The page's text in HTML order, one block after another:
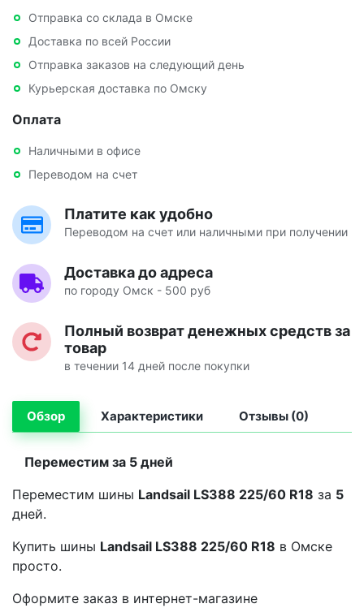
Отправка со склада в Омске
Доставка по всей России
Отправка заказов на следующий день
Курьерская доставка по Омску
Оплата
Наличными в офисе
Переводом на счет
Платите как удобно
Переводом на счет или наличными при получении
Доставка до адреса
по городу Омск - 500 руб
Полный возврат денежных средств за
товар
в течении 14 дней после покупки
Обзор Характеристики Отзывы (0)
Переместим за 5 дней
Переместим шины Landsail LS388 225/60 R18 за 5
дней.
Купить шины Landsail LS388 225/60 R18 в Омске
просто.
Оформите заказ в интернет-магазине